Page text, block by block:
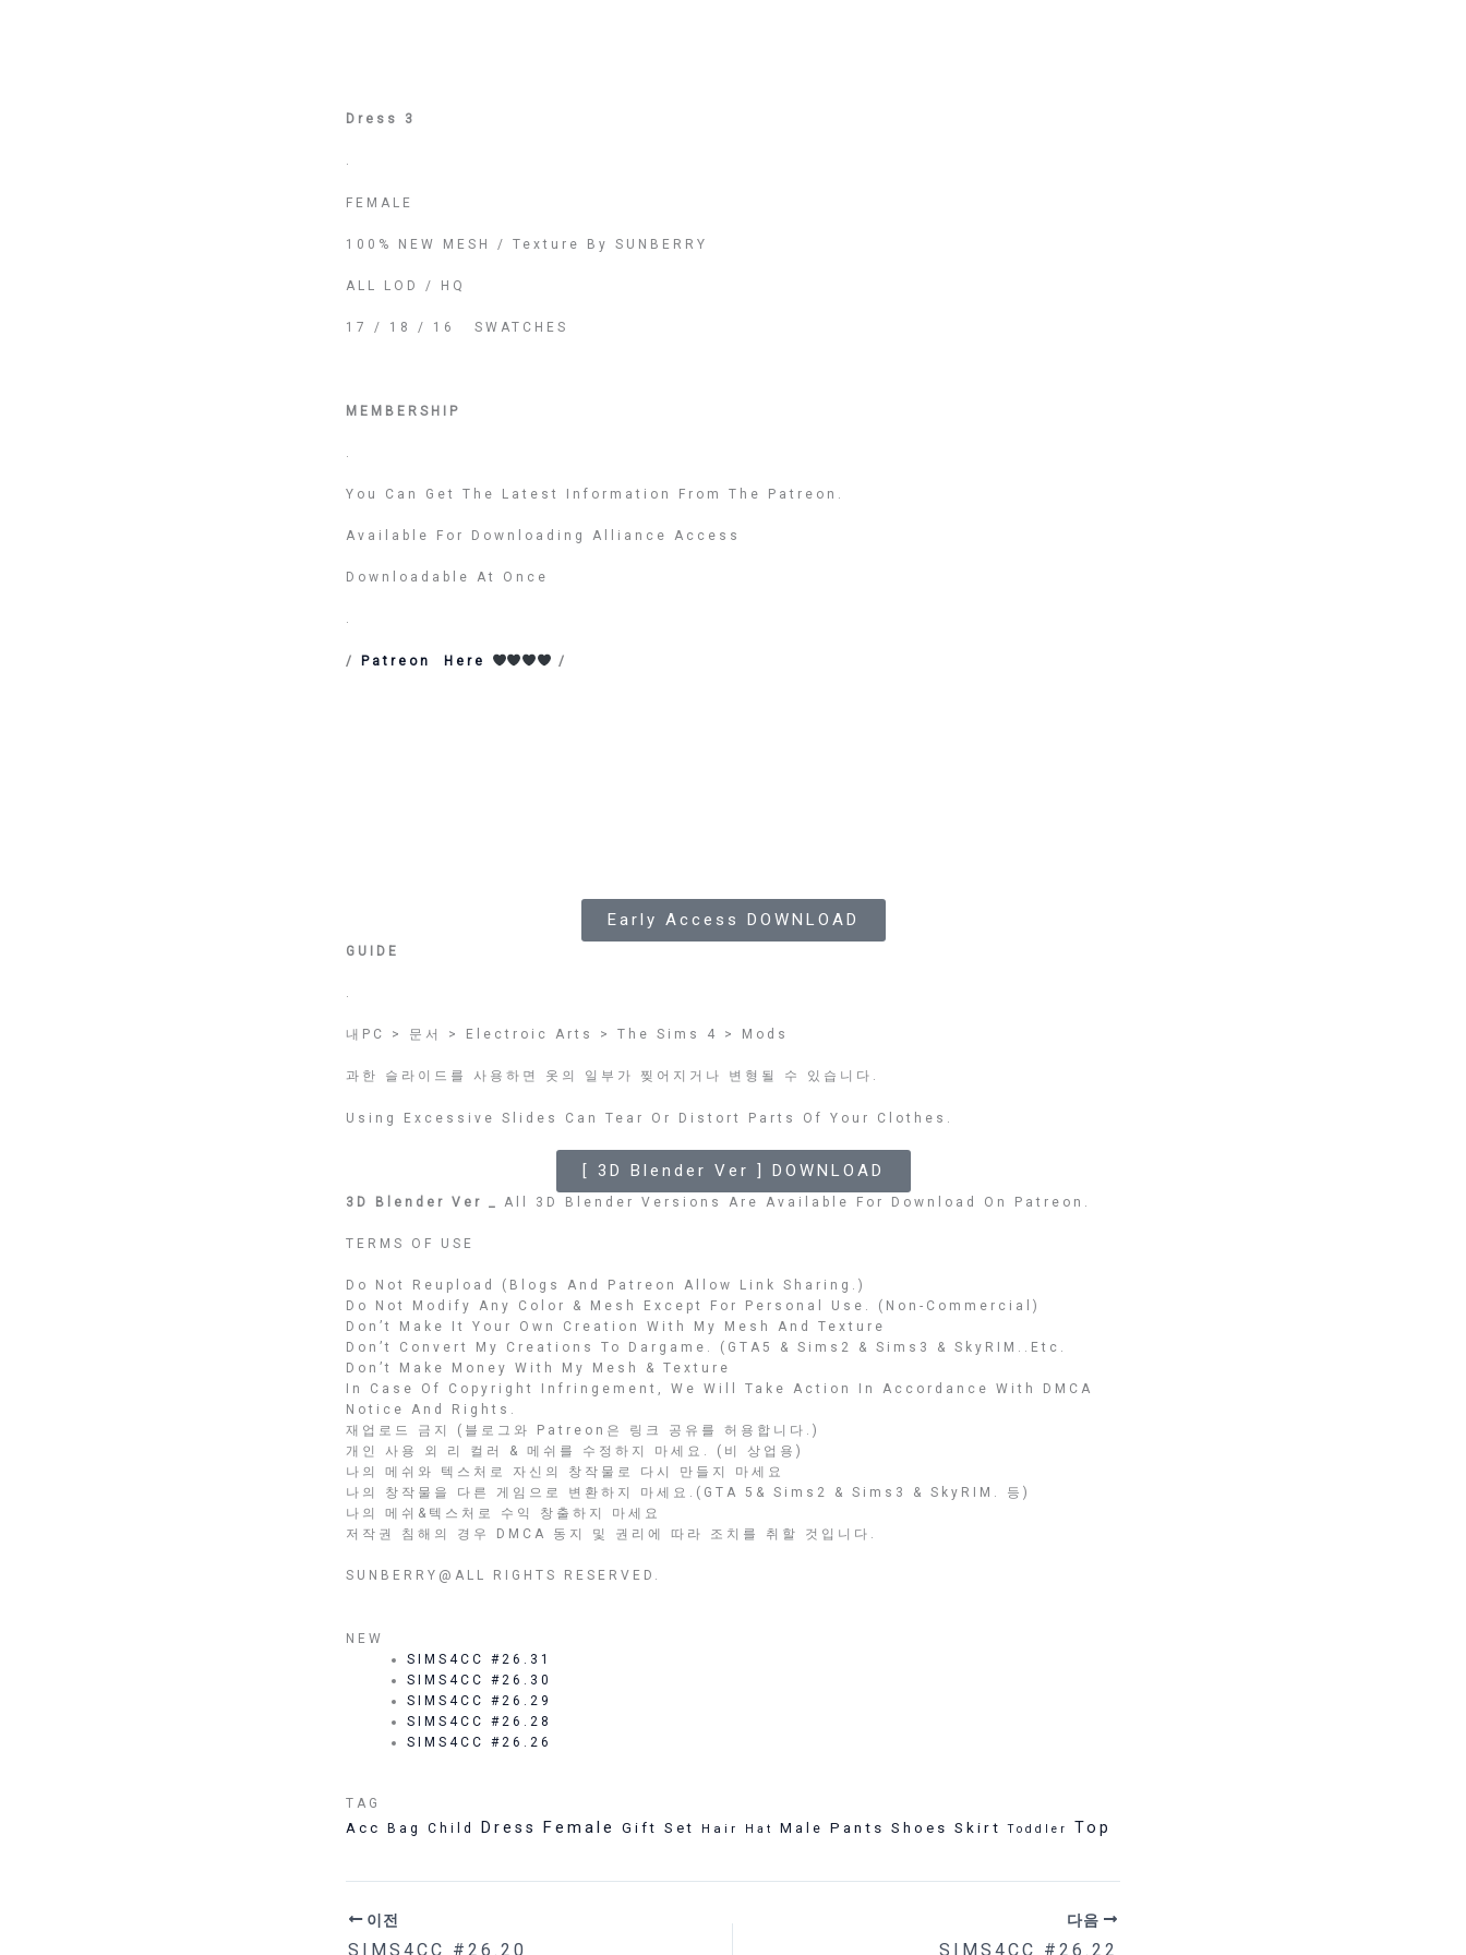
Dress 3
.
FEMALE
100% NEW MESH / Texture By SUNBERRY
ALL LOD / HQ
17 / 18 / 16 SWATCHES
MEMBERSHIP
You Can Get The Latest Information From The Patreon.
Available For Downloading Alliance Access
Downloadable At Once
.
/ Patreon Here /
Early Access DOWNLOAD
GUIDE
.
내PC > 문서 > Electroic Arts > The Sims 4 > Mods
과한 슬라이드를 사용하면 옷의 일부가 찢어지거나 변형될 수 있습니다.
Using Excessive Slides Can Tear Or Distort Parts Of Your Clothes.
[ 3D Blender Ver ] DOWNLOAD
3D Blender Ver _ All 3D Blender Versions Are Available For Download On Patreon.
TERMS OF USE
Do Not Reupload (Blogs And Patreon Allow Link Sharing.)
Do Not Modify Any Color & Mesh Except For Personal Use. (Non-Commercial)
Don’t Make It Your Own Creation With My Mesh And Texture
Don’t Convert My Creations To Dargame. (GTA5 & Sims2 & Sims3 & SkyRIM..etc.
Don’t Make Money With My Mesh & Texture
In Case Of Copyright Infringement, We Will Take Action In Accordance With DMCA
Notice And Rights.
재업로드 금지 (블로그와 Patreon은 링크 공유를 허용합니다.)
개인 사용 외 리 컬러 & 메쉬를 수정하지 마세요. (비 상업용)
나의 메쉬와 텍스처로 자신의 창작물로 다시 만들지 마세요
나의 창작물을 다른 게임으로 변환하지 마세요.(GTA 5& Sims2 & Sims3 & SkyRIM. 등)
나의 메쉬&텍스처로 수익 창출하지 마세요
저작권 침해의 경우 DMCA 동지 및 권리에 따라 조치를 취할 것입니다.
SUNBERRY@ALL RIGHTS RESERVED.
NEW
SIMS4CC #26.31
SIMS4CC #26.30
SIMS4CC #26.29
SIMS4CC #26.28
SIMS4CC #26.26
TAG
Acc Bag Child Dress Female Gift Set Hair Hat Male Pants Shoes Skirt Toddler Top
이전
SIMS4CC #26.20
다음
SIMS4CC #26.22